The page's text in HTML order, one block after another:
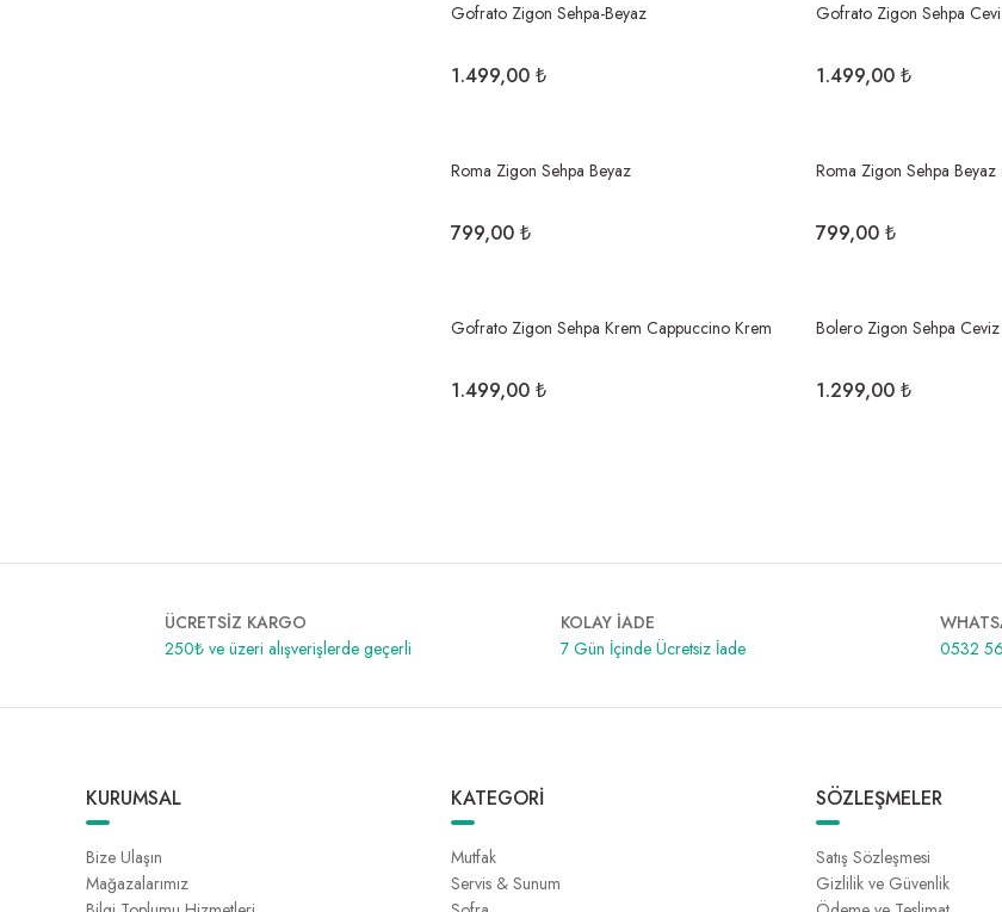
Gofrato Zigon Sehpa-Beyaz
1.499,00 ₺
Gofrato Zigon Sehpa
1.499,00 ₺
Roma Zigon Sehpa Beyaz
799,00 ₺
Roma Zigon Sehpa
799,00 ₺
Gofrato Zigon Sehpa Krem Cappuccino Krem
1.499,00 ₺
Bolero Zigon Sehpa Ceviz
1.299,00 ₺
ÜCRETSİZ KARGO
250₺ ve üzeri alışverişlerde geçerli
KOLAY İADE
7 Gün İçinde Ücretsiz İade
0532
KURUMSAL
Bize Ulaşın
Mağazalarımız
KATEGORİ
Mutfak
Servis & Sunum
SÖZLEŞMELER
Satış Sözleşmesi
Gizlilik ve Güvenlik